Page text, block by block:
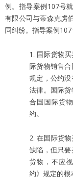
例。指导案例107号
有限公司与蒂森克虏
同纠纷。指导案例107
1. 国际货物
际货物销售
规定，公约
法律。国际
合国国际货
约。
2. 在国际货
缺陷，但只
货物，不应
约》规定的根